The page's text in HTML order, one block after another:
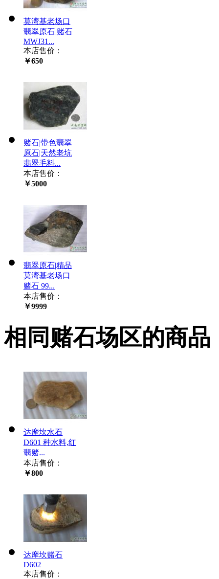
莫湾基老场口
翡翠原石 赌石
MWJ31...
本店售价：
￥650
赌石|带色翡翠
原石|天然老坑
翡翠毛料...
本店售价：
￥5000
翡翠原石|精品
莫湾基老场口
赌石 99...
本店售价：
￥9999
相同赌石场区的商品
达摩坎水石
D601 种水料,红
翡赌...
本店售价：
￥800
达摩坎赌石
D602
本店售价：